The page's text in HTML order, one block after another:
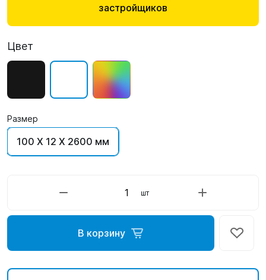
застройщиков
Цвет
Размер
100 X 12 X 2600 мм
шт
В корзину